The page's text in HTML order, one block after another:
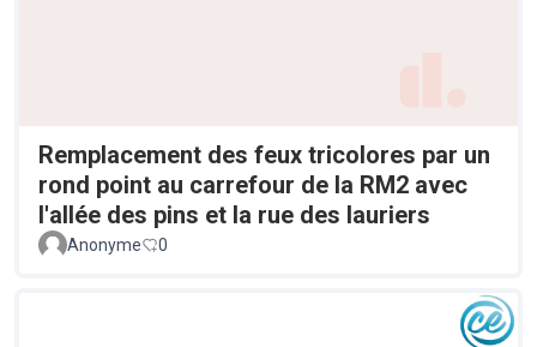
Remplacement des feux tricolores par un
rond point au carrefour de la RM2 avec
l'allée des pins et la rue des lauriers
Anonyme 0